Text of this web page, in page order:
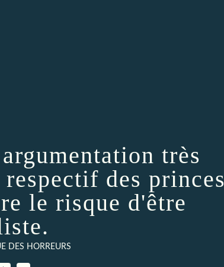
très
des princes
le risque d'être
DES HORREURS